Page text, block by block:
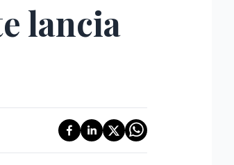
lancia